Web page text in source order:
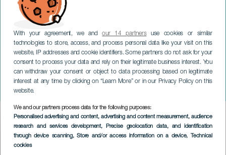
With your agreement, we andour 14 partnersuse cookies or similar
technologies to store, access, and process personal data like your visit on this
website, IP addresses and cookie identifiers. Some partners do not ask for your
consent to process your data and rely on their legitimate business interest. You
can withdraw your consent or object to data processing based on legitimate
interest at any time by clicking on “Learn More” or in our Privacy Policy on this
website.
We and our partners process data for the following purposes:
Personalised advertising and content, advertising and content measurement, audience
research and services development, Precise geolocation data, and identification
through device scanning, Store and/or access information on a device, Technical
cookies
Nepřítel
LANZAROTE
Imagen
Listado